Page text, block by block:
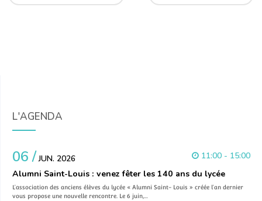
L'AGENDA
06 /JUN. 2026
11:00 - 15:00
Alumni Saint-Louis : venez fêter les 140 ans du lycée
L’association des anciens élèves du lycée « Alumni Saint- Louis » créée l’an dernier
vous propose une nouvelle rencontre. Le 6 juin,…